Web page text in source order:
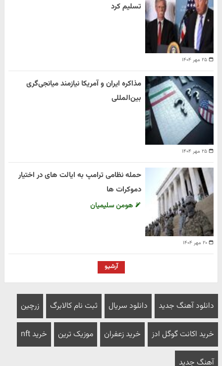
۲۵ مهر ۱۴۰۴
تسلیم کرد
۲۵ مهر ۱۴۰۴
مذاکره ایران و آمریکا نیازمند میانجی‌گری
بین‌المللی
۲۰ مهر ۱۴۰۴
حمله نظامی ترامپ به ایالت های در اختیار
دموکرات ها
هومن سلیمیان
آرشیو
دانلود آهنگ جدید دانلود سریال ثبت نام کالابرگ زرچین
خرید اکانت گوگل ادز خرید زعفران موزیک ترین خرید nft
آهنگ جدید